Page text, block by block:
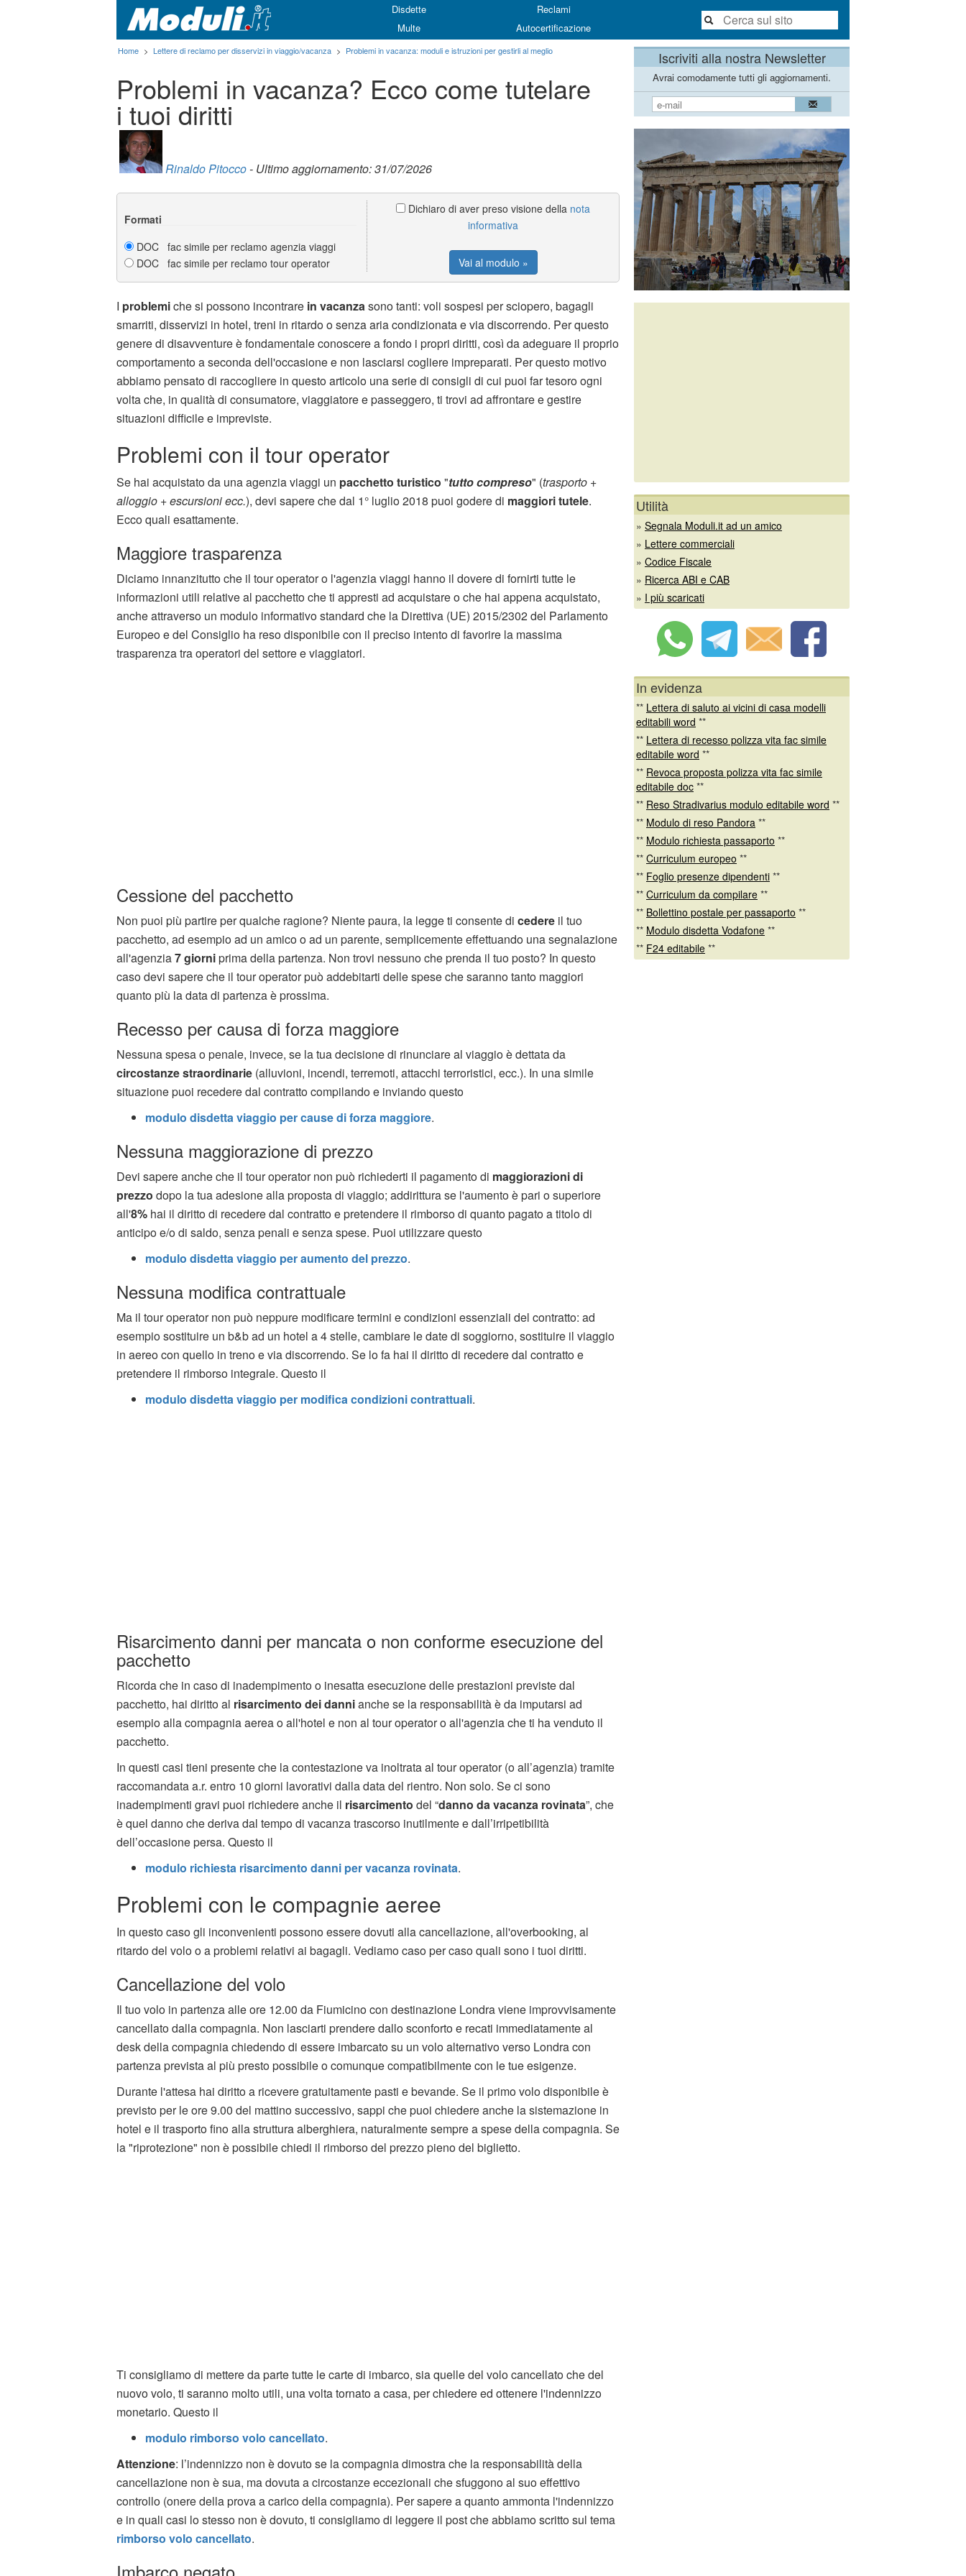
Disdette
Reclami
Multe
Autocertificazione
Home > Lettere di reclamo per disservizi in viaggio/vacanza > Problemi in vacanza: moduli e istruzioni per gestirli al meglio
Problemi in vacanza? Ecco come tutelare
i tuoi diritti
Rinaldo Pitocco- Ultimo aggiornamento: 31/07/2026
Formati
DOC fac simile per reclamo agenzia viaggi
DOC fac simile per reclamo tour operator
Dichiaro di aver preso visione della nota
informativa
Vai al modulo »
I problemiche si possono incontrare in vacanza sono tanti: voli sospesi per sciopero, bagagli
smarriti, disservizi in hotel, treni in ritardo o senza aria condizionata e via discorrendo. Per questo
genere di disavventure è fondamentale conoscere a fondo i propri diritti, così da adeguare il proprio
comportamento a seconda dell'occasione e non lasciarsi cogliere impreparati. Per questo motivo
abbiamo pensato di raccogliere in questo articolo una serie di consigli di cui puoi far tesoro ogni
volta che, in qualità di consumatore, viaggiatore e passeggero, ti trovi ad affrontare e gestire
situazioni difficile e impreviste.
Problemi con il tour operator
Se hai acquistato da una agenzia viaggi un pacchetto turistico "tutto compreso" (trasporto +
alloggio + escursioni ecc.), devi sapere che dal 1° luglio 2018 puoi godere di maggiori tutele.
Ecco quali esattamente.
Maggiore trasparenza
Diciamo innanzitutto che il tour operator o l'agenzia viaggi hanno il dovere di fornirti tutte le
informazioni utili relative al pacchetto che ti appresti ad acquistare o che hai appena acquistato,
anche attraverso un modulo informativo standard che la Direttiva (UE) 2015/2302 del Parlamento
Europeo e del Consiglio ha reso disponibile con il preciso intento di favorire la massima
trasparenza tra operatori del settore e viaggiatori.
Cessione del pacchetto
Non puoi più partire per qualche ragione? Niente paura, la legge ti consente di cedere il tuo
pacchetto, ad esempio ad un amico o ad un parente, semplicemente effettuando una segnalazione
all'agenzia7 giorniprima della partenza. Non trovi nessuno che prenda il tuo posto? In questo
caso devi sapere che il tour operator può addebitarti delle spese che saranno tanto maggiori
quanto più la data di partenza è prossima.
Recesso per causa di forza maggiore
Nessuna spesa o penale, invece, se la tua decisione di rinunciare al viaggio è dettata da
circostanze straordinarie (alluvioni, incendi, terremoti, attacchi terroristici, ecc.). In una simile
situazione puoi recedere dal contratto compilando e inviando questo
modulo disdetta viaggio per cause di forza maggiore.
Nessuna maggiorazione di prezzo
Devi sapere anche che il tour operator non può richiederti il pagamento di maggiorazioni di
prezzo dopo la tua adesione alla proposta di viaggio; addirittura se l'aumento è pari o superiore
all'8% hai il diritto di recedere dal contratto e pretendere il rimborso di quanto pagato a titolo di
anticipo e/o di saldo, senza penali e senza spese. Puoi utilizzare questo
modulo disdetta viaggio per aumento del prezzo.
Nessuna modifica contrattuale
Ma il tour operator non può neppure modificare termini e condizioni essenziali del contratto: ad
esempio sostituire un b&b ad un hotel a 4 stelle, cambiare le date di soggiorno, sostituire il viaggio
in aereo con quello in treno e via discorrendo. Se lo fa hai il diritto di recedere dal contratto e
pretendere il rimborso integrale. Questo il
modulo disdetta viaggio per modifica condizioni contrattuali.
Risarcimento danni per mancata o non conforme esecuzione del
pacchetto
Ricorda che in caso di inadempimento o inesatta esecuzione delle prestazioni previste dal
pacchetto, hai diritto al risarcimento dei dannianche se la responsabilità è da imputarsi ad
esempio alla compagnia aerea o all'hotel e non al tour operator o all'agenzia che ti ha venduto il
pacchetto.
In questi casi tieni presente che la contestazione va inoltrata al tour operator (o all’agenzia) tramite
raccomandata a.r. entro 10 giorni lavorativi dalla data del rientro. Non solo. Se ci sono
inadempimenti gravi puoi richiedere anche il risarcimento del “danno da vacanza rovinata”, che
è quel danno che deriva dal tempo di vacanza trascorso inutilmente e dall’irripetibilità
dell’occasione persa. Questo il
modulo richiesta risarcimento danni per vacanza rovinata.
Problemi con le compagnie aeree
In questo caso gli inconvenienti possono essere dovuti alla cancellazione, all'overbooking, al
ritardo del volo o a problemi relativi ai bagagli. Vediamo caso per caso quali sono i tuoi diritti.
Cancellazione del volo
Il tuo volo in partenza alle ore 12.00 da Fiumicino con destinazione Londra viene improvvisamente
cancellato dalla compagnia. Non lasciarti prendere dallo sconforto e recati immediatamente al
desk della compagnia chiedendo di essere imbarcato su un volo alternativo verso Londra con
partenza prevista al più presto possibile o comunque compatibilmente con le tue esigenze.
Durante l'attesa hai diritto a ricevere gratuitamente pasti e bevande. Se il primo volo disponibile è
previsto per le ore 9.00 del mattino successivo, sappi che puoi chiedere anche la sistemazione in
hotel e il trasporto fino alla struttura alberghiera, naturalmente sempre a spese della compagnia. Se
la "riprotezione" non è possibile chiedi il rimborso del prezzo pieno del biglietto.
Ti consigliamo di mettere da parte tutte le carte di imbarco, sia quelle del volo cancellato che del
nuovo volo, ti saranno molto utili, una volta tornato a casa, per chiedere ed ottenere l'indennizzo
monetario. Questo il
modulo rimborso volo cancellato.
Attenzione: l’indennizzo non è dovuto se la compagnia dimostra che la responsabilità della
cancellazione non è sua, ma dovuta a circostanze eccezionali che sfuggono al suo effettivo
controllo (onere della prova a carico della compagnia). Per sapere a quanto ammonta l'indennizzo
e in quali casi lo stesso non è dovuto, ti consigliamo di leggere il post che abbiamo scritto sul tema
rimborso volo cancellato.
Iscriviti alla nostra Newsletter
Avrai comodamente tutti gli aggiornamenti.
Utilità
» Segnala Moduli.it ad un amico
» Lettere commerciali
» Codice Fiscale
» Ricerca ABI e CAB
» I più scaricati
In evidenza
** Lettera di saluto ai vicini di casa modelli
editabili word **
** Lettera di recesso polizza vita fac simile
editabile word **
** Revoca proposta polizza vita fac simile
editabile doc **
** Reso Stradivarius modulo editabile word **
** Modulo di reso Pandora **
** Modulo richiesta passaporto **
** Curriculum europeo **
** Foglio presenze dipendenti **
** Curriculum da compilare **
** Bollettino postale per passaporto **
** Modulo disdetta Vodafone **
** F24 editabile **